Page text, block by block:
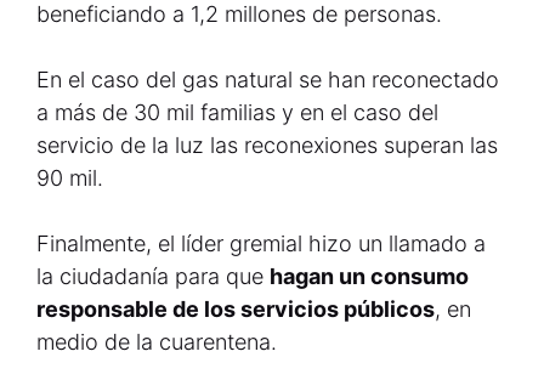
beneficiando a 1,2 millones de personas.
En el caso del gas natural se han reconectado
a más de 30 mil familias y en el caso del
servicio de la luz las reconexiones superan las
90 mil.
Finalmente, el líder gremial hizo un llamado a
la ciudadanía para que hagan un consumo
responsable de los servicios públicos, en
medio de la cuarentena.